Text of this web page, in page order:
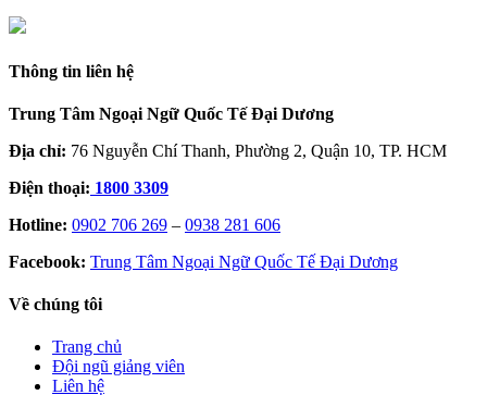
Thông tin liên hệ
Trung Tâm Ngoại Ngữ Quốc Tế Đại Dương
Địa chỉ: 76 Nguyễn Chí Thanh, Phường 2, Quận 10, TP. HCM
Điện thoại: 1800 3309
Hotline: 0902 706 269 – 0938 281 606
Facebook: Trung Tâm Ngoại Ngữ Quốc Tế Đại Dương
Về chúng tôi
Trang chủ
Đội ngũ giảng viên
Liên hệ